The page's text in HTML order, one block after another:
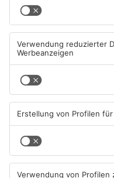
Einbruch ins Seligenstädter
Jugendzentrum scheitert
OFFENBACH